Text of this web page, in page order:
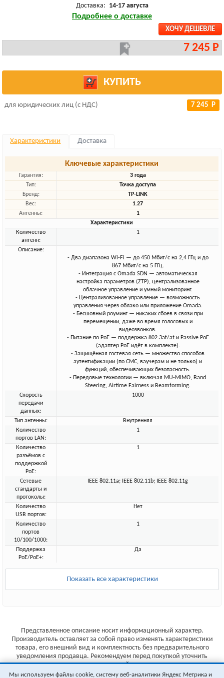
Доставка: 14-17 августа
Подробнее о доставке
ХОЧУ ДЕШЕВЛЕ
7 245 Р
КУПИТЬ
для юридических лиц (с НДС) 7 245 Р
Характеристики Доставка
Ключевые характеристики
Гарантия:
3 года
Тип:
Точка доступа
Бренд:
TP-LINK
Вес:
1.27
Антенны:
1
Характеристики
Количество
антенн:
1
Описание:
- Два диапазона Wi-Fi — до 450 Мбит/с на 2,4 ГГц и до
867 Мбит/с на 5 ГГц.
- Интеграция с Omada SDN — автоматическая
настройка параметров (ZTP), централизованное
облачное управление и умный мониторинг.
- Централизованное управление — возможность
управления через облако или приложение Omada.
- Бесшовный роуминг — никаких сбоев в связи при
перемещении, даже во время голосовых и
видеозвонков.
- Питание по PoE — поддержка 802.3af/at и Passive PoE
(адаптер PoE идёт в комплекте).
- Защищённая гостевая сеть — множество способов
аутентификации (по СМС, ваучерам и не только) и
функций, обеспечивающих безопасность.
- Передовые технологии — включая MU-MIMO, Band
Steering, Airtime Fairness и Beamforming.
Скорость
передачи
данных:
1000
Тип антенны:
Внутренняя
Количество
портов LAN:
1
Количество
разъёмов с
поддержкой
PoE:
1
Сетевые
стандарты и
протоколы:
IEEE 802.11a; IEEE 802.11b; IEEE 802.11g
Количество
USB портов:
Нет
Количество
портов
10/100/1000:
1
Поддержка
PoE/PoE+:
Да
Показать все характеристики
Представленное описание носит информационный характер.
Производитель оставляет за собой право изменять характеристики
товара, его внешний вид и комплектность без предварительного
уведомления продавца. Рекомендуем перед покупкой уточнить
характеристики товара на сайте производителя.
Мы используем файлы cookie, систему веб-аналитики Яндекс Метрика и